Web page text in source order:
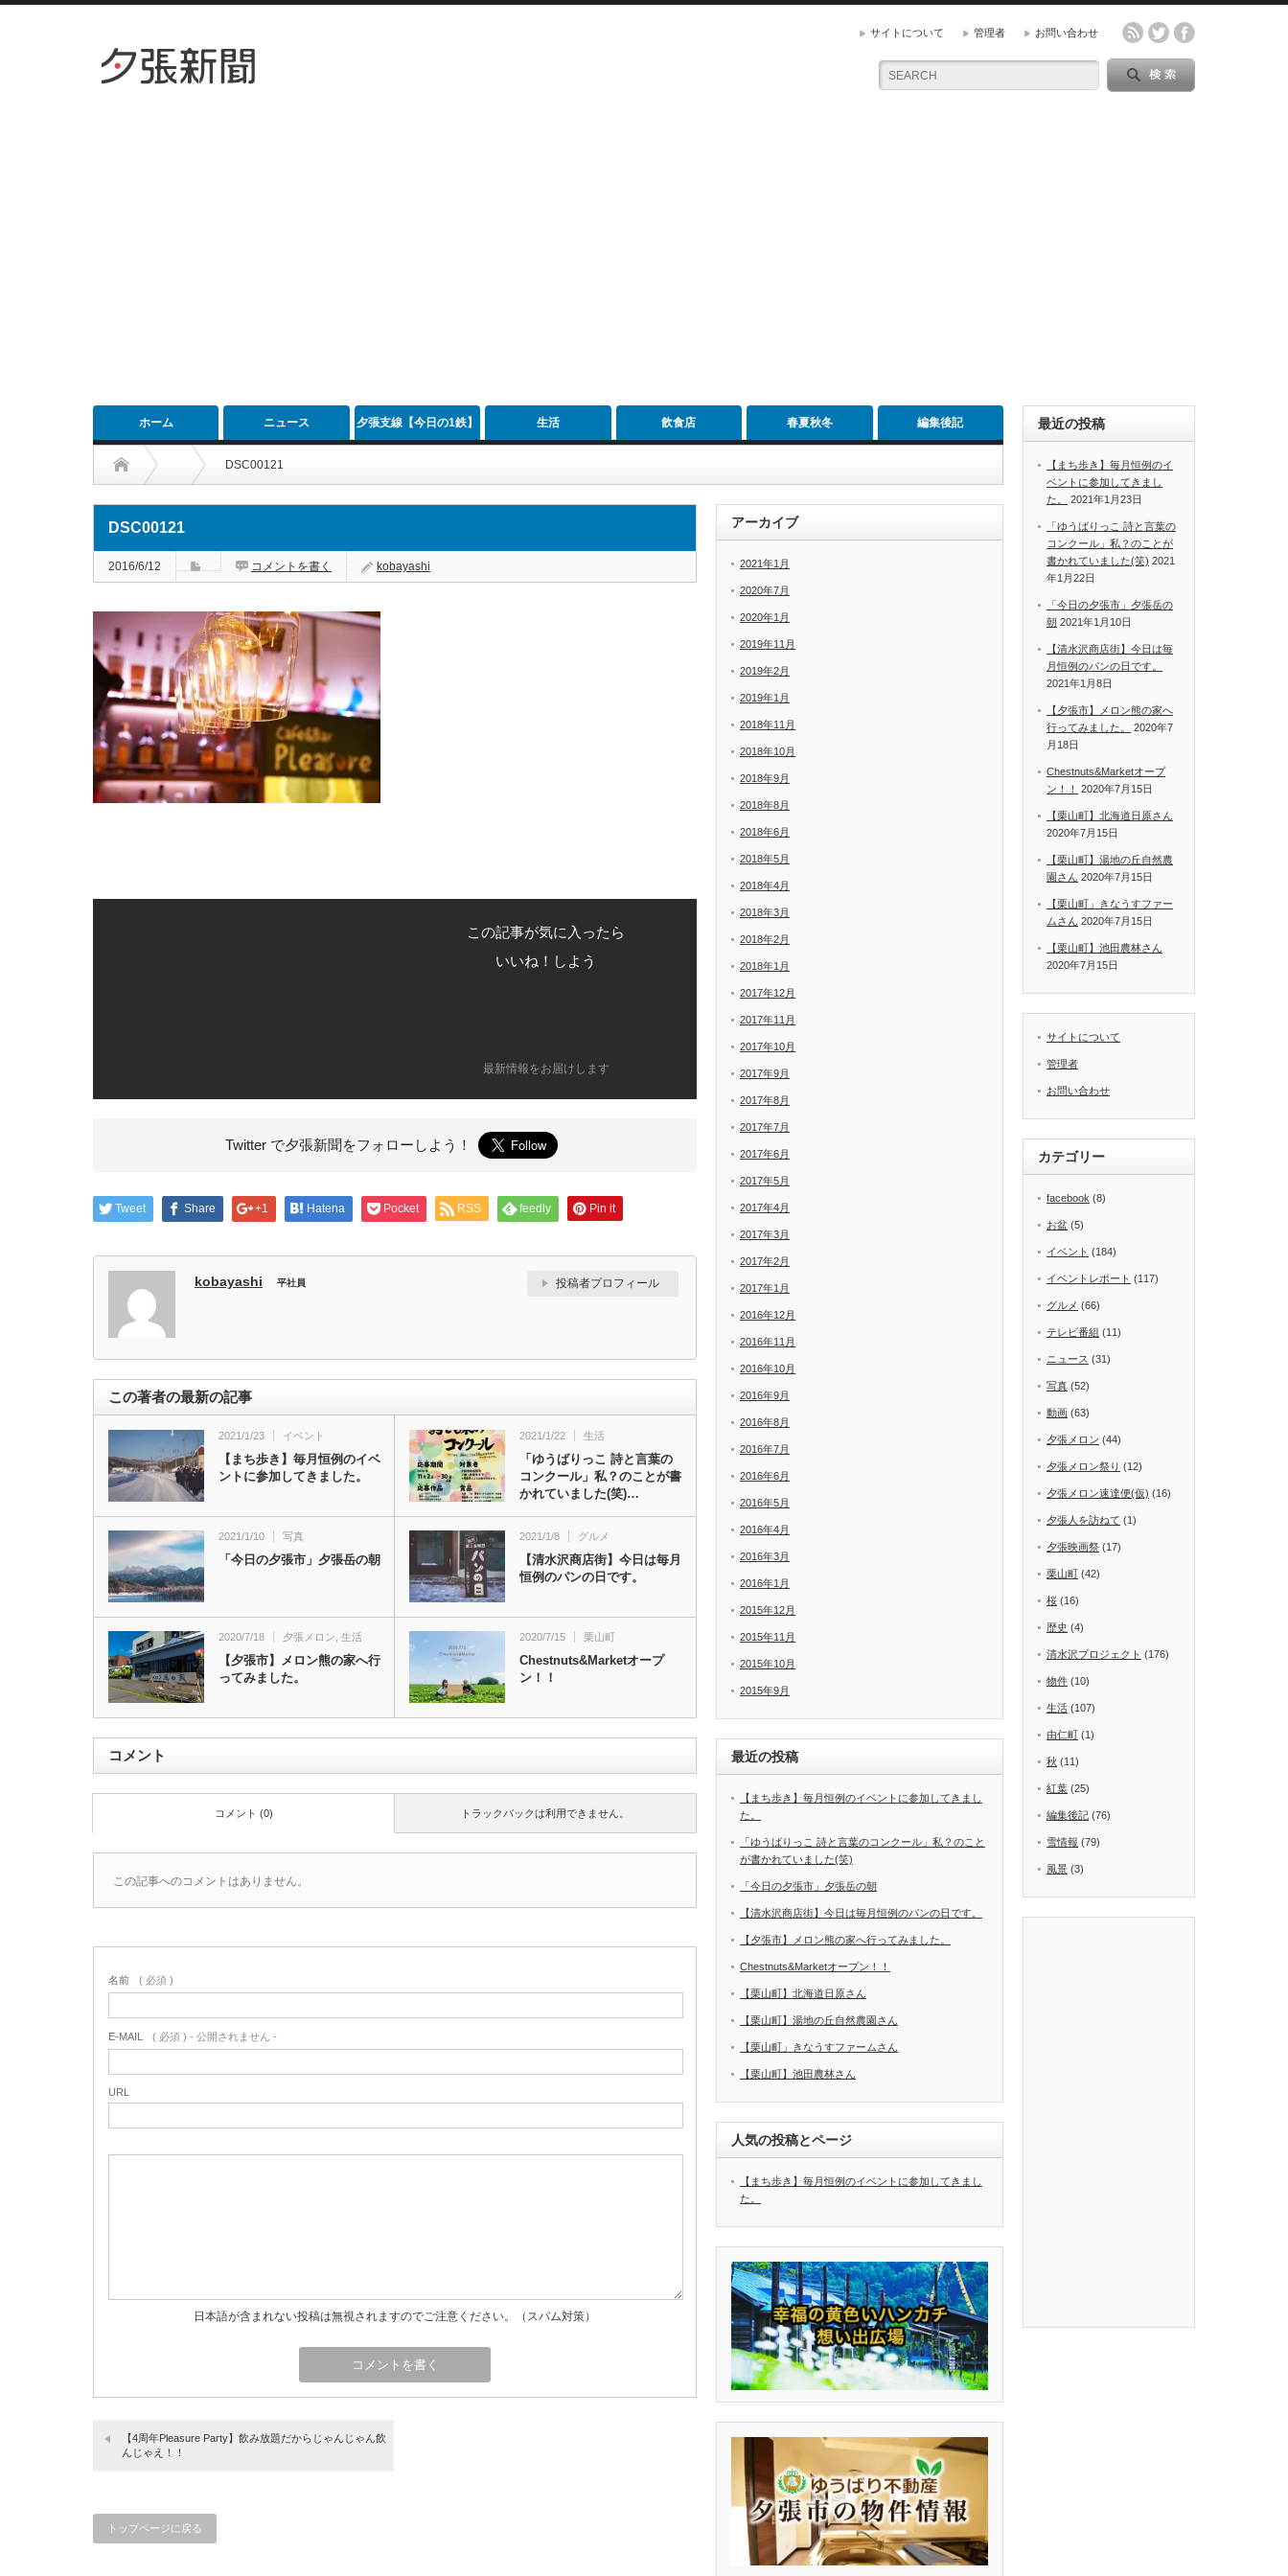
サイトについて 管理者 お問い合わせ
ホーム ニュース 夕張支線【今日の1鉄】 生活 飲食店 春夏秋冬 編集後記
DSC00121
DSC00121
2016/6/12 コメントを書く kobayashi
この記事が気に入ったら
いいね！しよう
最新情報をお届けします
Twitter で夕張新聞をフォローしよう！
Tweet Share +1 Hatena Pocket RSS feedly Pin it
kobayashi 平社員 投稿者プロフィール
この著者の最新の記事
2021/1/23 イベント
【まち歩き】毎月恒例のイベ
ントに参加してきました。
2021/1/22 生活
「ゆうばりっこ 詩と言葉の
コンクール」私？のことが書
かれていました(笑)…
2021/1/10 写真
「今日の夕張市」夕張岳の朝
2021/1/8 グルメ
【清水沢商店街】今日は毎月
恒例のパンの日です。
2020/7/18 夕張メロン 生活
【夕張市】メロン熊の家へ行
ってみました。
2020/7/15 栗山町
Chestnuts&Marketオープ
ン！！
コメント
トラックバックは利用できません。
コメント (0)
この記事へのコメントはありません。
名前 ( 必須 )
E-MAIL ( 必須 ) - 公開されません -
URL
日本語が含まれない投稿は無視されますのでご注意ください。（スパム対策）
【4周年Pleasure Party】飲み放題だからじゃんじゃん飲
んじゃえ！！
トップページに戻る
アーカイブ
2021年1月
2020年7月
2020年1月
2019年11月
2019年2月
2019年1月
2018年11月
2018年10月
2018年9月
2018年8月
2018年6月
2018年5月
2018年4月
2018年3月
2018年2月
2018年1月
2017年12月
2017年11月
2017年10月
2017年9月
2017年8月
2017年7月
2017年6月
2017年5月
2017年4月
2017年3月
2017年2月
2017年1月
2016年12月
2016年11月
2016年10月
2016年9月
2016年8月
2016年7月
2016年6月
2016年5月
2016年4月
2016年3月
2016年1月
2015年12月
2015年11月
2015年10月
2015年9月
最近の投稿
【まち歩き】毎月恒例のイベントに参加してきまし
た。
「ゆうばりっこ 詩と言葉のコンクール」私？のこと
が書かれていました(笑)
「今日の夕張市」夕張岳の朝
【清水沢商店街】今日は毎月恒例のパンの日です。
【夕張市】メロン熊の家へ行ってみました。
Chestnuts&Marketオープン！！
【栗山町】北海道日原さん
【栗山町】湯地の丘自然農園さん
【栗山町」きなうすファームさん
【栗山町】池田農林さん
人気の投稿とページ
【まち歩き】毎月恒例のイベントに参加してきまし
た。
最近の投稿
【まち歩き】毎月恒例のイ
ベントに参加してきまし
た。
2021年1月23日
「ゆうばりっこ 詩と言葉の
コンクール」私？のことが
書かれていました(笑) 2021
年1月22日
「今日の夕張市」夕張岳の
朝 2021年1月10日
【清水沢商店街】今日は毎
月恒例のパンの日です。
2021年1月8日
【夕張市】メロン熊の家へ
行ってみました。
2020年7
月18日
Chestnuts&Marketオープ
ン！！
2020年7月15日
【栗山町】北海道日原さん
2020年7月15日
【栗山町】湯地の丘自然農
園さん 2020年7月15日
【栗山町」きなうすファー
ムさん 2020年7月15日
【栗山町】池田農林さん
2020年7月15日
サイトについて
管理者
お問い合わせ
カテゴリー
facebook (8)
お盆 (5)
イベント (184)
イベントレポート (117)
グルメ (66)
テレビ番組 (11)
ニュース (31)
写真 (52)
動画 (63)
夕張メロン (44)
夕張メロン祭り (12)
夕張メロン速達便(仮) (16)
夕張人を訪ねて (1)
夕張映画祭 (17)
栗山町 (42)
桜 (16)
歴史 (4)
清水沢プロジェクト (176)
物件 (10)
生活 (107)
由仁町 (1)
秋 (11)
紅葉 (25)
編集後記 (76)
雪情報 (79)
風景 (3)